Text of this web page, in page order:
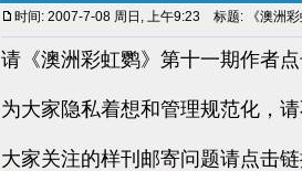
时间: 2007-7-08 周日, 上午9:23 标题: 《澳洲
请《澳洲彩虹鹦》第十一期作者
为大家隐私着想和管理规范化，
大家关注的样刊邮寄问题请点击